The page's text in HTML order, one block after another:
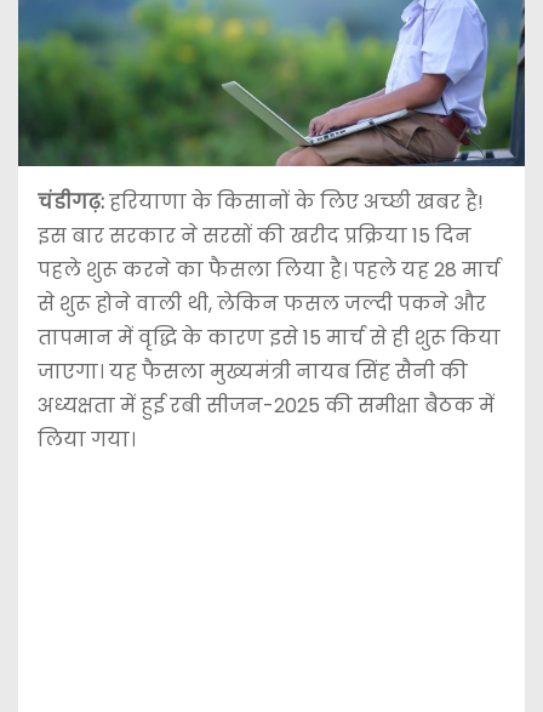
चंडीगढ़:हरियाणा के किसानों के लिए अच्छी खबर है!
इस बार सरकार ने सरसों की खरीद प्रक्रिया 15 दिन
पहले शुरू करने का फैसला लिया है। पहले यह 28 मार्च
से शुरू होने वाली थी, लेकिन फसल जल्दी पकने और
तापमान में वृद्धि के कारण इसे 15 मार्च से ही शुरू किया
जाएगा। यह फैसला मुख्यमंत्री नायब सिंह सैनी की
अध्यक्षता में हुई रबी सीजन-2025 की समीक्षा बैठक में
लिया गया।